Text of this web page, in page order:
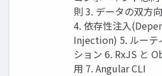
則 3. データの双方
4. 依存性注入
Injection) 5. ルーテ
ション 6. RxJS と
用 7. Angular CLI